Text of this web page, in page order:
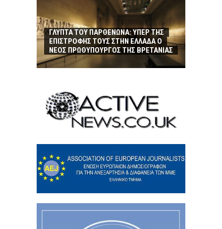
ΓΛΥΠΤΑ ΤΟΥ ΠΑΡΘΕΝΩΝΑ: ΥΠΕΡ ΤΗΣ
ΕΠΙΣΤΡΟΦΗΣ ΤΟΥΣ ΣΤΗΝ ΕΛΛΑΔΑ Ο
ΝΕΟΣ ΠΡΩΘΥΠΟΥΡΓΟΣ ΤΗΣ ΒΡΕΤΑΝΙΑΣ